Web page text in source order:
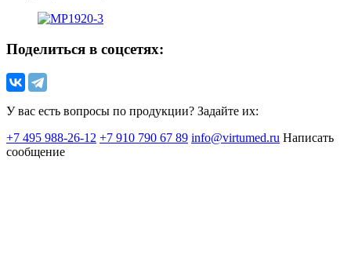
Поделиться в соцсетях:
У вас есть вопросы по продукции? Задайте их:
+7 495 988-26-12 +7 910 790 67 89 info@virtumed.ru Написать
сообщение